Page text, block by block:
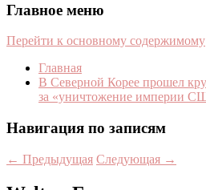
Главное меню
Перейти к основному содержимому
Главная
В Северной Корее прошел
за «уничтожение империи
Навигация по записям
← Предыдущая Следующая →